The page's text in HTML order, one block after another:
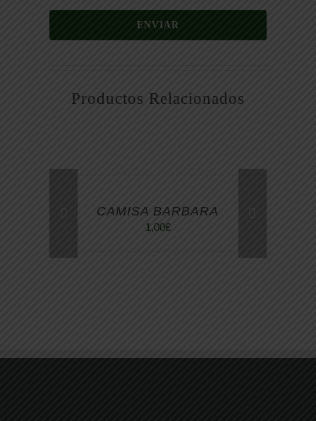
ENVIAR
Productos Relacionados
TIENE
MÚLTIPLES
PRODUCTO
CAMISA BARBARA
1,00€